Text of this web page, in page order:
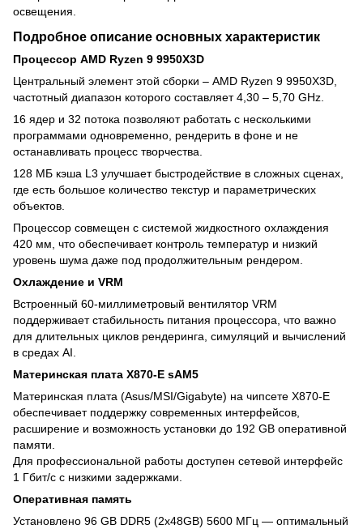
освещения.
Подробное описание основных характеристик
Процессор AMD Ryzen 9 9950X3D
Центральный элемент этой сборки – AMD Ryzen 9 9950X3D,
частотный диапазон которого составляет 4,30 – 5,70 GHz.
16 ядер и 32 потока позволяют работать с несколькими
программами одновременно, рендерить в фоне и не
останавливать процесс творчества.
128 МБ кэша L3 улучшает быстродействие в сложных сценах,
где есть большое количество текстур и параметрических
объектов.
Процессор совмещен с системой жидкостного охлаждения
420 мм, что обеспечивает контроль температур и низкий
уровень шума даже под продолжительным рендером.
Охлаждение и VRM
Встроенный 60-миллиметровый вентилятор VRM
поддерживает стабильность питания процессора, что важно
для длительных циклов рендеринга, симуляций и вычислений
в средах AI.
Материнская плата X870-E sAM5
Материнская плата (Asus/MSI/Gigabyte) на чипсете X870-E
обеспечивает поддержку современных интерфейсов,
расширение и возможность установки до 192 GB оперативной
памяти.
Для профессиональной работы доступен сетевой интерфейс
1 Гбит/с с низкими задержками.
Оперативная память
Установлено 96 GB DDR5 (2x48GB) 5600 МГц — оптимальный